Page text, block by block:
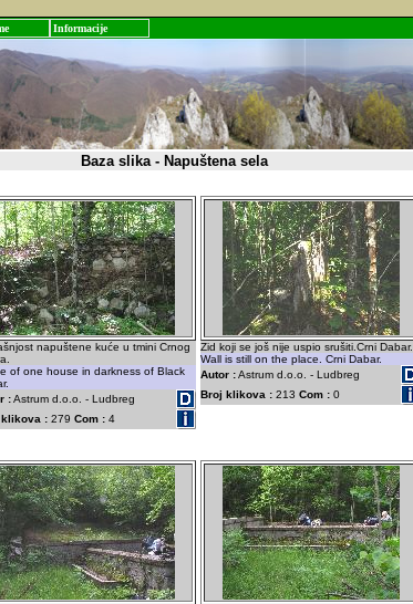
Informacije
Baza slika - Napuštena sela
napuštene kuće u tmini Crnog
of one house in darkness of Black
:Astrum d.o.o. - Ludbreg
: 279 Com : 4
Zid koji se još nije uspio srušiti.Crni Dabar.
Wall is still on the place. Crni Dabar.
Autor :Astrum d.o.o. - Ludbreg
Broj klikova : 213 Com : 0